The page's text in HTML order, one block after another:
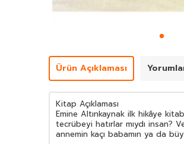
Ürün Açıklaması
Kitap Açıklaması
Emine Altınkaynak ilk hikâye
tecrübeyi hatırlar mıydı insan?
annemin kaçı babamın ya da